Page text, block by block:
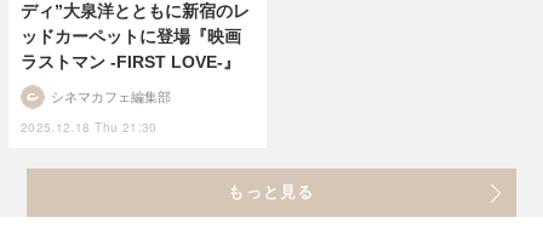
ディ”大泉洋とともに新宿のレ
ッドカーペットに登場『映画
ラストマン -FIRST LOVE-』
2025.12.18 Thu 21:30
シネマカフェ編集部
もっと見る